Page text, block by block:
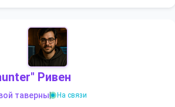
Ривен
таверны| На связи